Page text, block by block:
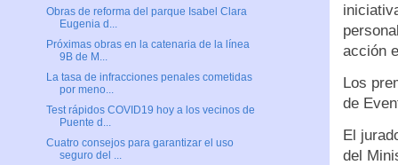
acción
Los
de
El
del
Obras de reforma del parque Isabel Clara
Eugenia d...
Próximas obras en la catenaria de la línea
9B de M...
La tasa de infracciones penales cometidas
por meno...
Test rápidos COVID19 hoy a los vecinos de
Puente d...
Cuatro consejos para garantizar el uso
seguro del ...